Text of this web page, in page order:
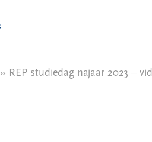
» REP studiedag najaar 2023 –